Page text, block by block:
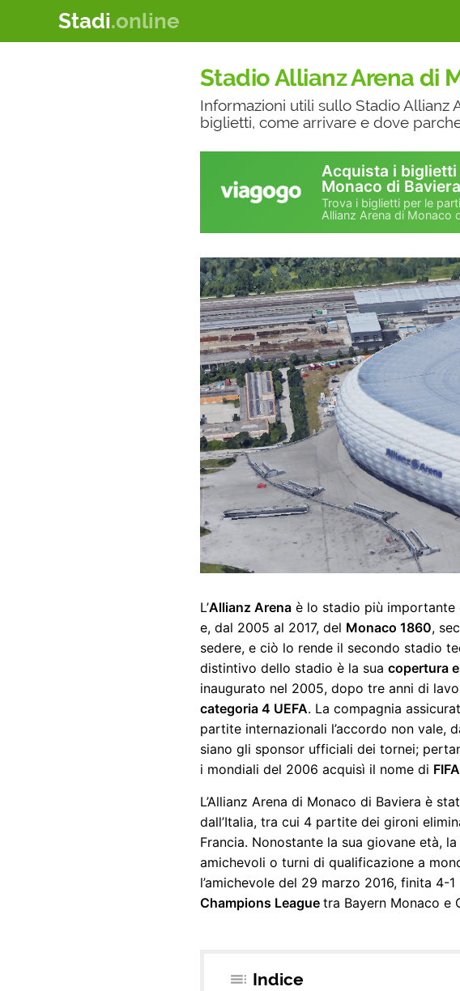
Stadi.online
Stadio Allianz Arena di
Informazioni utili sullo Stadio Allianz
biglietti, come arrivare e dove
Acquista i biglietti
Monaco di Baviera
Trova i biglietti per le
Allianz Arena di Monaco
L’Allianz Arena è lo stadio più importante
e, dal 2005 al 2017, del Monaco 1860,
sedere, e ciò lo rende il secondo stadio
distintivo dello stadio è la sua copertura
inaugurato nel 2005, dopo tre anni di
categoria 4 UEFA. La compagnia
partite internazionali l’accordo non vale,
siano gli sponsor ufficiali dei tornei;
i mondiali del 2006 acquisì il nome di
L’Allianz Arena di Monaco di Baviera è
dall’Italia, tra cui 4 partite dei gironi
Francia. Nonostante la sua giovane età,
amichevoli o turni di qualificazione a
l’amichevole del 29 marzo 2016, finita 4-
Champions League tra Bayern Monaco e
Indice